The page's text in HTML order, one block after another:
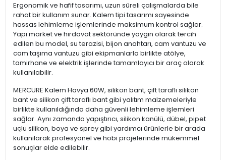
Ergonomik ve hafif tasarımı, uzun süreli çalışmalarda bile
rahat bir kullanım sunar. Kalem tipi tasarımı sayesinde
hassas lehimleme işlemlerinde maksimum kontrol sağlar.
Yapı market ve hırdavat sektöründe yaygın olarak tercih
edilen bu model, su terazisi, bijon anahtarı, cam vantuzu ve
cam taşıma vantuzu gibi ekipmanlarla birlikte atölye,
tamirhane ve elektrik işlerinde tamamlayıcı bir araç olarak
kullanılabilir.
MERCURE Kalem Havya 60W, silikon bant, çift taraflı silikon
bant ve silikon çift taraflı bant gibi yalıtım malzemeleriyle
birlikte kullanıldığında daha güvenli lehimleme işlemleri
sağlar. Aynı zamanda yapıştırıcı, silikon kanülü, dübel, pipet
uçlu silikon, boya ve sprey gibi yardımcı ürünlerle bir arada
kullanılarak profesyonel ve hobi projelerinde mükemmel
sonuçlar elde edilebilir.